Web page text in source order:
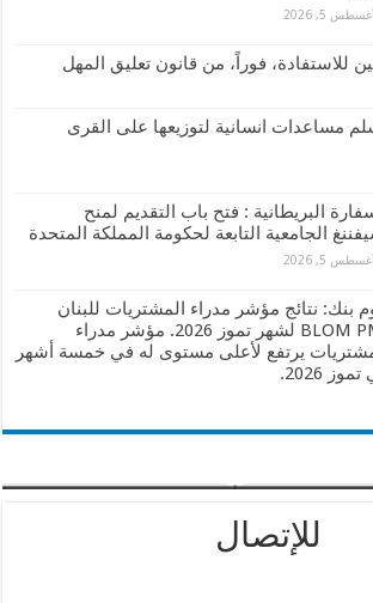
أغسطس 5, 2026
للاستفادة، فوراً، من قانون تعليق المهل
مساعدات انسانية لتوزيعها على القرى
البريطانية : فتح باب التقديم لمنح
الجامعية التابعة لحكومة المملكة المتحدة
أغسطس 5, 2026
بنك: نتائج مؤشر مدراء المشتريات للبنان
BLOM PMI لشهر تموز 2026. مؤشر مدراء
يرتفع لأعلى مستوى له في خمسة أشهر
2026.
للإتصال